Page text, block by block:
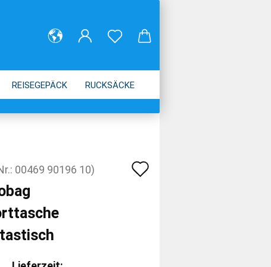
REISEGEPÄCK RUCKSÄCKE
00469 90196 10)